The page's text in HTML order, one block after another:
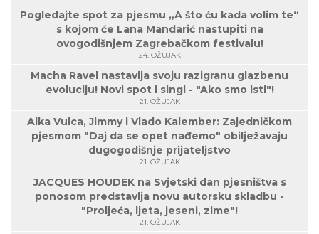
Pogledajte spot za pjesmu „A što ću kada volim te“
s kojom će Lana Mandarić nastupiti na
ovogodišnjem Zagrebačkom festivalu!
24. OŽUJAK
Macha Ravel nastavlja svoju razigranu glazbenu
evoluciju! Novi spot i singl - "Ako smo isti"!
21. OŽUJAK
Alka Vuica, Jimmy i Vlado Kalember: Zajedničkom
pjesmom "Daj da se opet nađemo" obilježavaju
dugogodišnje prijateljstvo
21. OŽUJAK
JACQUES HOUDEK na Svjetski dan pjesništva s
ponosom predstavlja novu autorsku skladbu -
"Proljeća, ljeta, jeseni, zime"!
21. OŽUJAK